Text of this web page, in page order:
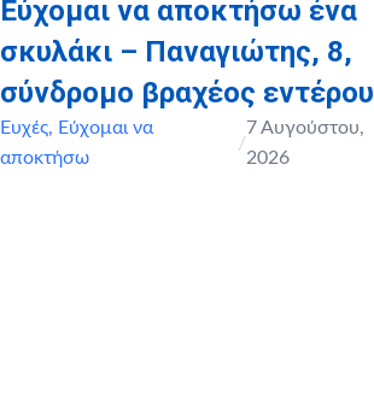
Εύχομαι να αποκτήσω ένα
σκυλάκι – Παναγιώτης, 8,
σύνδρομο βραχέος εντέρου
Ευχές, Εύχομαι να
αποκτήσω
/
7 Αυγούστου,
2026